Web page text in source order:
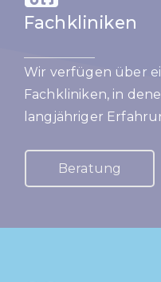
Fachkliniken
Wir verfügen über
Fachkliniken, in
langjähriger
Beratung